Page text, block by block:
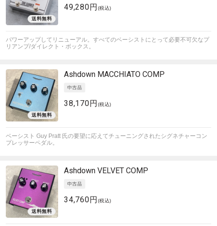
49,280円 (税込)
パワーアップしてリニューアル。すべてのベーシストにとって必要不可欠なプ
リアンプ/ダイレクト・ボックス。
Ashdown MACCHIATO COMP
38,170円 (税込)
ベーシスト Guy Pratt 氏の要望に応えてチューニングされたシグネチャーコン
プレッサーペダル。
Ashdown VELVET COMP
34,760円 (税込)